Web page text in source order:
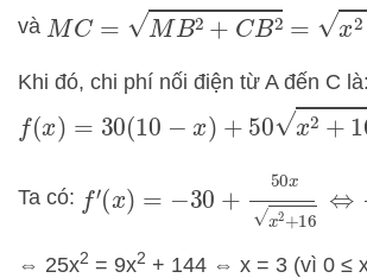
và MC=M B2+CB 2=x2+16
Khi đó, chi phí nối điện từ A đến C là:
f(x)= 30 (10−x )+ 50 x2 +16
Ta có: ′(x = +50 x +16 ⇔
⇔ 25x2 = 9x2 + 144 ⇔ x = 3 (vì 0 ≤